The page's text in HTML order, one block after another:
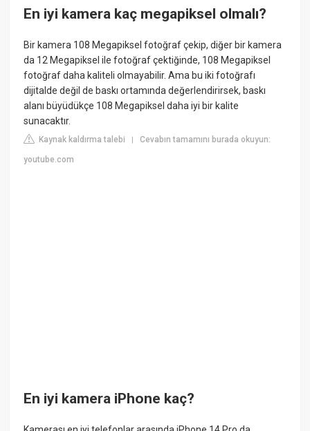
En iyi kamera kaç megapiksel olmalı?
Bir kamera 108 Megapiksel fotoğraf çekip, diğer bir kamera
da 12 Megapiksel ile fotoğraf çektiğinde, 108 Megapiksel
fotoğraf daha kaliteli olmayabilir. Ama bu iki fotoğrafı
dijitalde değil de baskı ortamında değerlendirirsek, baskı
alanı büyüdükçe 108 Megapiksel daha iyi bir kalite
sunacaktır.
Kaynak kaldırma talebi |Cevabın tamamını burada okuyun:
youtube.com
En iyi kamera iPhone kaç?